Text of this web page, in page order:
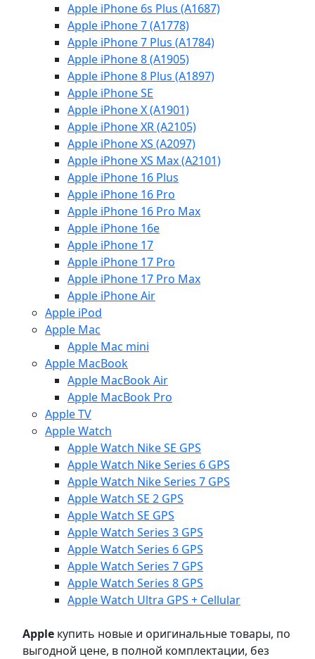
Apple iPhone 6s Plus (A1687)
Apple iPhone 7 (A1778)
Apple iPhone 7 Plus (A1784)
Apple iPhone 8 (A1905)
Apple iPhone 8 Plus (A1897)
Apple iPhone SE
Apple iPhone X (A1901)
Apple iPhone XR (A2105)
Apple iPhone XS (A2097)
Apple iPhone XS Max (A2101)
Apple iPhone 16 Plus
Apple iPhone 16 Pro
Apple iPhone 16 Pro Max
Apple iPhone 16e
Apple iPhone 17
Apple iPhone 17 Pro
Apple iPhone 17 Pro Max
Apple iPhone Air
Apple iPod
Apple Mac
Apple Mac mini
Apple MacBook
Apple MacBook Air
Apple MacBook Pro
Apple TV
Apple Watch
Apple Watch Nike SE GPS
Apple Watch Nike Series 6 GPS
Apple Watch Nike Series 7 GPS
Apple Watch SE 2 GPS
Apple Watch SE GPS
Apple Watch Series 3 GPS
Apple Watch Series 6 GPS
Apple Watch Series 7 GPS
Apple Watch Series 8 GPS
Apple Watch Ultra GPS + Cellular
Apple купить новые и оригинальные товары, по
выгодной цене, в полной комплектации, без